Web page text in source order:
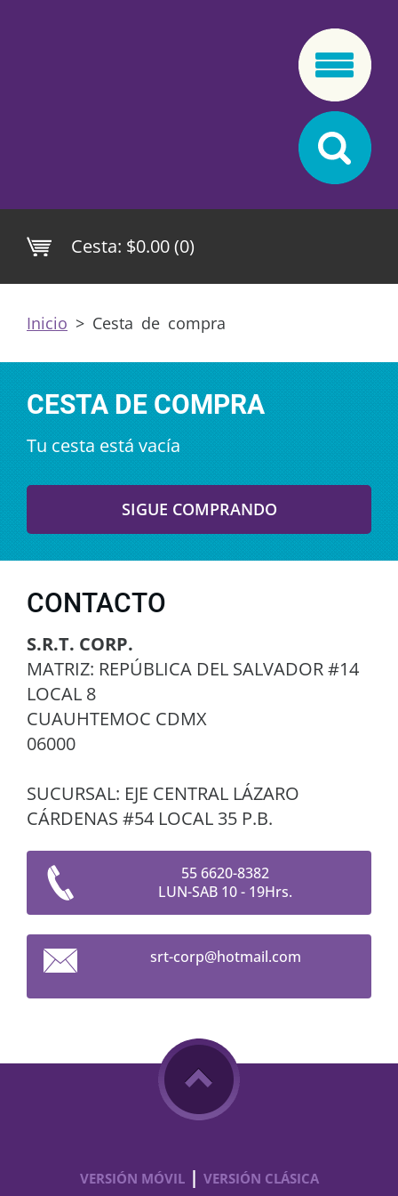
Cesta: $0.00 (0)
Inicio > Cesta de compra
CESTA DE COMPRA
Tu cesta está vacía
CONTACTO
S.R.T. CORP.
MATRIZ: REPÚBLICA DEL SALVADOR #14
LOCAL 8
CUAUHTEMOC CDMX
06000
SUCURSAL: EJE CENTRAL LÁZARO
CÁRDENAS #54 LOCAL 35 P.B.
55 6620-8382
LUN-SAB 10 - 19Hrs.
srt-corp@hotmail.com
VERSIÓN MÓVIL | VERSIÓN CLÁSICA